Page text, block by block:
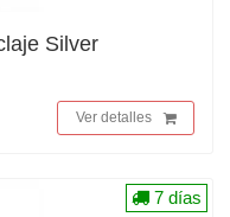
Silver
Ver detalles
7 días